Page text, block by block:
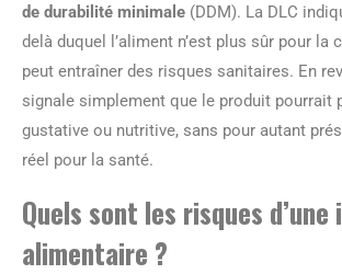
de durabilité minimale (DDM). La DLC
delà duquel l’aliment n’est plus sûr pour la
peut entraîner des risques sanitaires. En
signale simplement que le produit pourrait
gustative ou nutritive, sans pour autant
réel pour la santé.
Quels sont les risques
alimentaire ?